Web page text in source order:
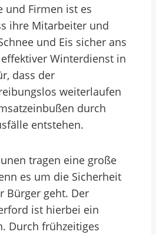
und Firmen ist es
ihre Mitarbeiter und
und Eis sicher ans
Winterdienst in
dass der
weiterlaufen
durch
entstehen.
tragen eine große
es um die Sicherheit
Bürger geht. Der
ist hierbei ein
Durch frühzeitiges